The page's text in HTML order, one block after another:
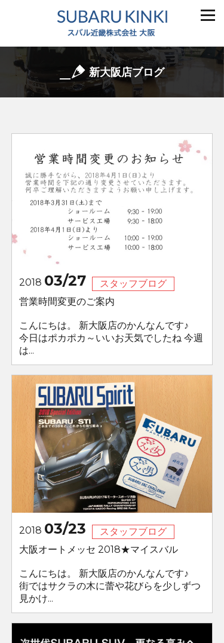
新大阪店ブログ
2018 03/27
スタッフブログ
営業時間変更のご案内
こんにちは。 新大阪店のかんなんです♪
今日はポカポカ～いいお天気でしたね 今週
は...
2018 03/23
スタッフブログ
大阪オートメッセ 2018★マイスバル
こんにちは。 新大阪店のかんなんです♪
街ではサクラの木に蕾や花びらを少しずつ
見かけ...